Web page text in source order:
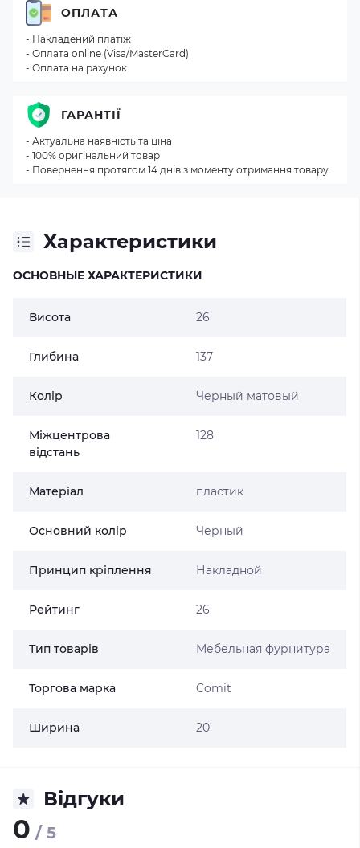
Характеристики
ОСНОВНЫЕ ХАРАКТЕРИСТИКИ
Висота 26
Глибина 137
Колір Черный матовый
Міжцентрова
відстань
128
Матеріал пластик
Основний колір Черный
Принцип кріплення Накладной
Рейтинг 26
Тип товарів Мебельная фурнитура
Торгова марка Comit
Ширина 20
Відгуки
0 / 5
ОПЛАТА
- Накладений платіж
- Оплата online (Visa/MasterCard)
- Оплата на рахунок
ГАРАНТІЇ
- Актуальна наявність та ціна
- 100% оригінальний товар
- Повернення протягом 14 днів з моменту отримання товару